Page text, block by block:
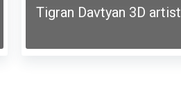
Tigran Davtyan 3D artist